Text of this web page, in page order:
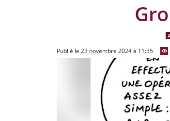
Publié le 23 novembre 2024 à 11:35